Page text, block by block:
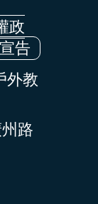
政
告
外教
路